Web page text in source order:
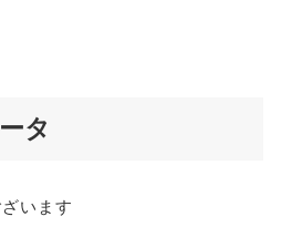
タ
います